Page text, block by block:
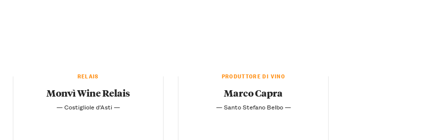
RELAIS
Monvì Wine Relais
— Costigliole d’Asti —
PRODUTTORE DI VINO
Marco Capra
— Santo Stefano Belbo —